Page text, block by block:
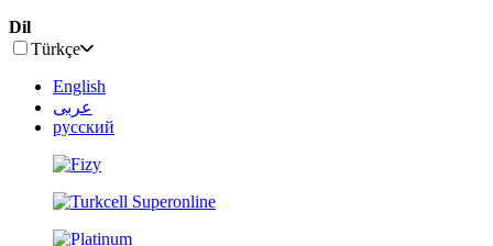
Dil
Türkçe
English
عربى
русский